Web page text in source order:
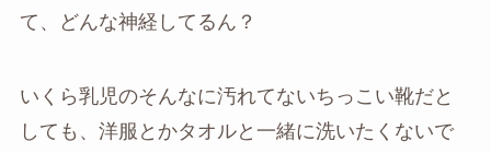
て、どんな神経してるん？
いくら乳児のそんなに汚れてないちっこい靴だと
しても、洋服とかタオルと一緒に洗いたくないで